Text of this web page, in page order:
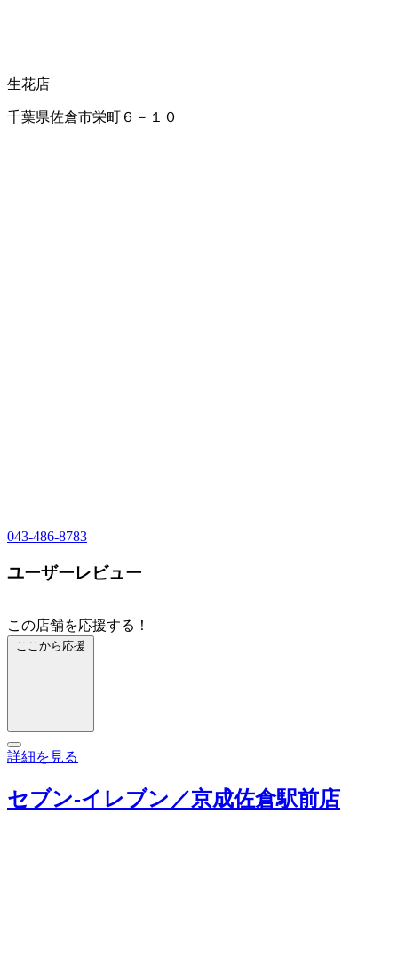
生花店
千葉県佐倉市栄町６－１０
043-486-8783
ユーザーレビュー
この店舗を応援する！
ここから応援
詳細を見る
セブン‐イレブン／京成佐倉駅前店